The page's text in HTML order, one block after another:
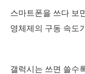
스마트폰을 쓰다 보
영체제의 구동 속도
갤럭시는 쓰면 쓸수